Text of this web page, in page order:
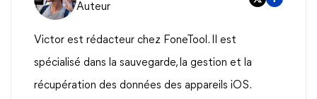
Auteur
Victor est rédacteur chez FoneTool. Il est
spécialisé dans la sauvegarde, la gestion et la
récupération des données des appareils iOS.